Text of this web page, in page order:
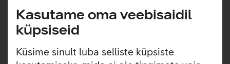
Kasutame oma veebisaidil
küpsiseid
Küsime sinult luba selliste küpsiste
Lisainfo
Lihtne, kiire ja oma väiksuse tõttu kergelt